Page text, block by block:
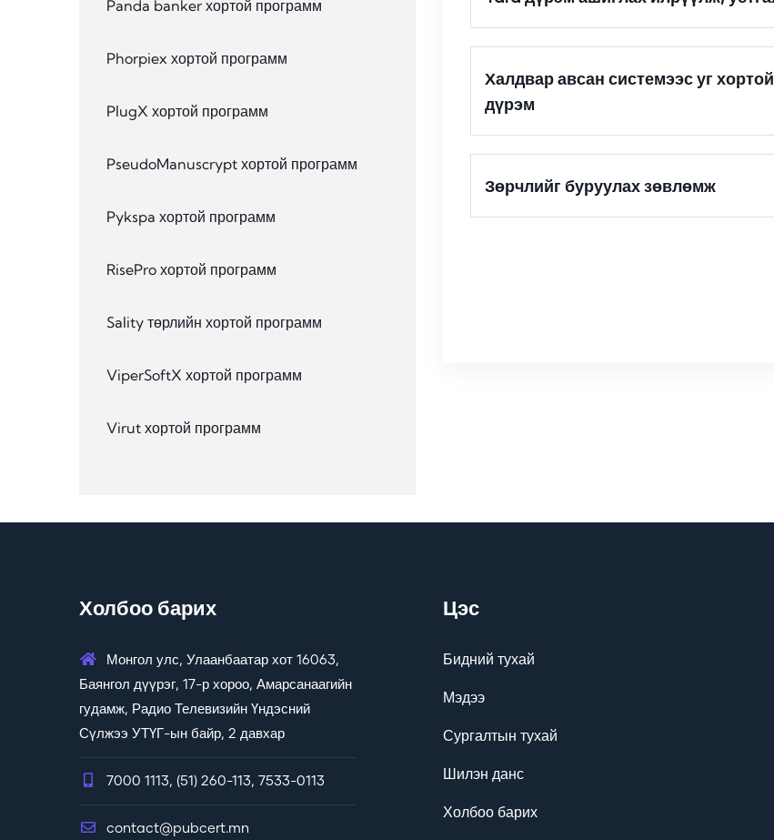
Халдвар авсан системээс уг
дүрэм
Зөрчлийг буруулах зөвлөмж
Panda banker хортой программ
Phorpiex хортой программ
PlugX хортой программ
PseudoManuscrypt хортой программ
Pykspa хортой программ
RisePro хортой программ
Sality төрлийн хортой программ
ViperSoftX хортой программ
Virut хортой программ
Холбоо барих
Монгол улс, Улаанбаатар хот 16063,
Баянгол дүүрэг, 17-р хороо, Амарсанаагийн
гудамж, Радио Телевизийн Үндэсний
Сүлжээ УТҮГ-ын байр, 2 давхар
7000 1113, (51) 260-113, 7533-0113
contact@pubcert.mn
Цэс
Бидний тухай
Мэдээ
Сургалтын тухай
Шилэн данс
Холбоо барих